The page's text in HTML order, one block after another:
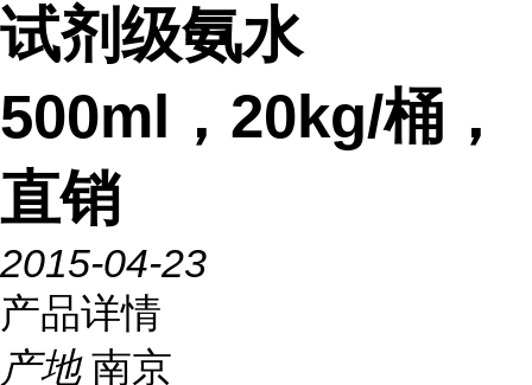
试剂级氨水
500ml，20kg/桶，
直销
2015-04-23
产品详情
产地 南京